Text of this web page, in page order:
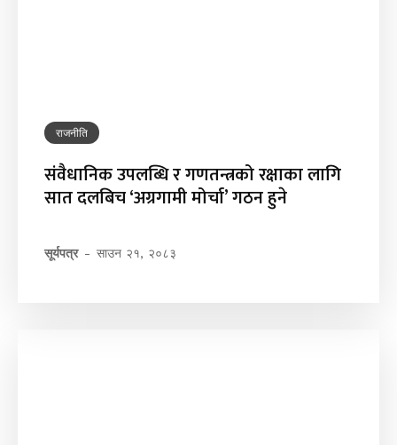
राजनीति
संवैधानिक उपलब्धि र गणतन्त्रको रक्षाका लागि
सात दलबिच ‘अग्रगामी मोर्चा’ गठन हुने
सूर्यपत्र - साउन २१, २०८३